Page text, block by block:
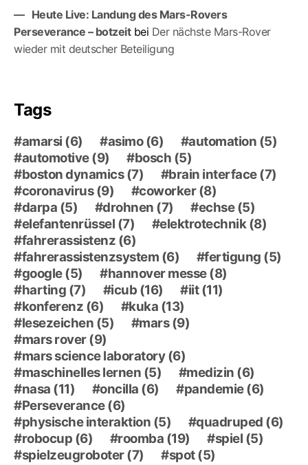
Heute Live: Landung des Mars-Rovers
Perseverance – botzeitbei Der nächste Mars-Ro­ver
wieder mit deutscher Beteiligung
Tags
amarsi (6) asimo(6) automation (5)
automotive(9) bosch (5)
boston dynamics(7) brain interface(7)
coronavirus(9) coworker(8)
darpa (5) drohnen (7) echse(5)
elefantenrüssel (7) elektrotechnik(8)
fahrerassistenz (6)
fahrerassistenzsystem (6) fertigung (5)
google(5) hannover messe(8)
harting (7) icub (16) iit(11)
konferenz (6) kuka (13)
lesezeichen (5) mars(9)
mars rover(9)
mars science laboratory(6)
maschinelles lernen (5) medizin (6)
nasa (11) oncilla (6) pandemie(6)
Perseverance(6)
physische interaktion (5) quadruped (6)
robocup (6) roomba (19) spiel (5)
spielzeugroboter(7) spot(5)